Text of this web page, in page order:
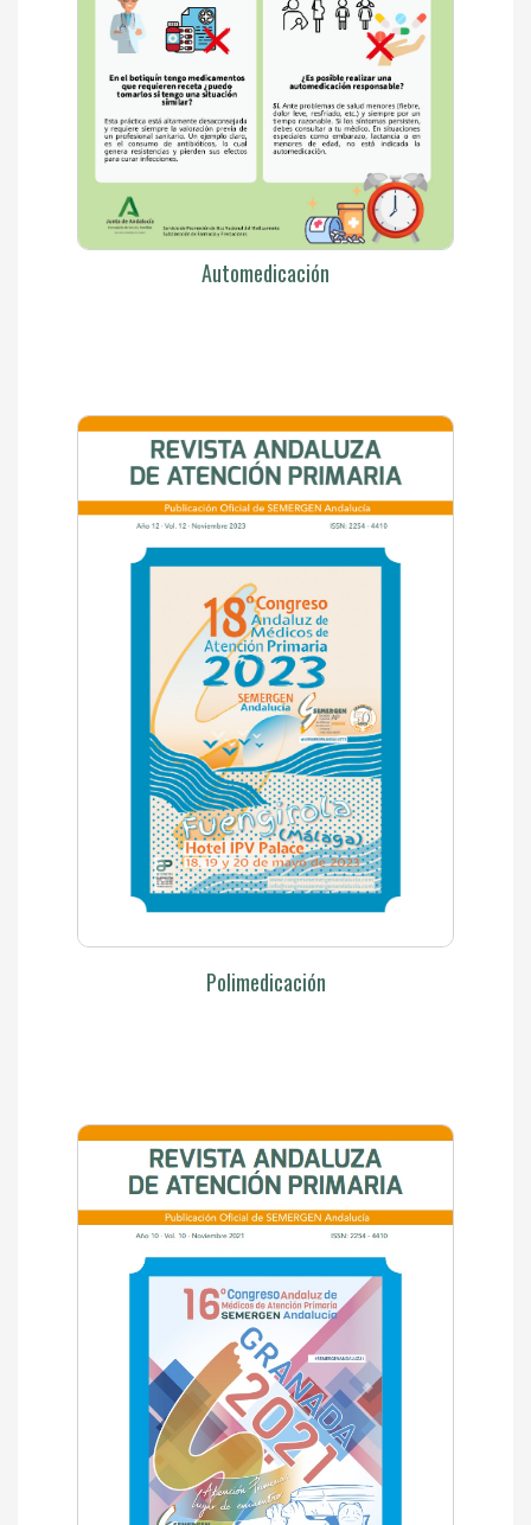
Automedicación
Polimedicación